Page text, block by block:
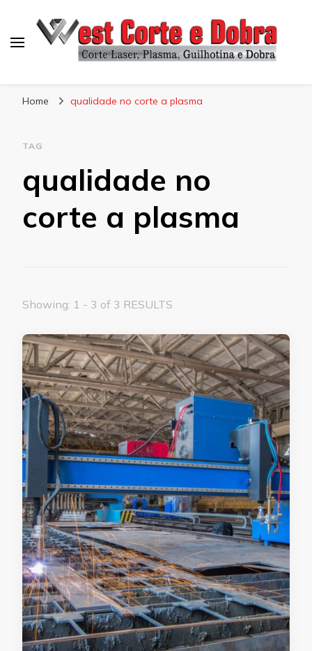
Home qualidade no corte a plasma
TAG
qualidade no
corte a plasma
Showing: 1 - 3 of 3 RESULTS